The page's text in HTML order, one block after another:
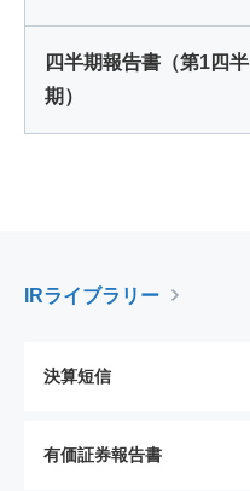
四半期報告書（第1四半
期）
IRライブラリー
決算短信
有価証券報告書